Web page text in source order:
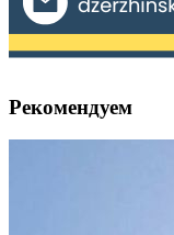
Рекомендуем